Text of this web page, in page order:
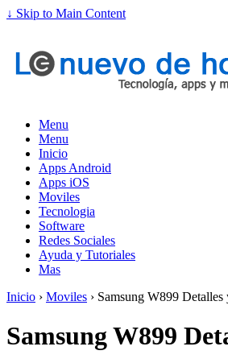
↓ Skip to Main Content
Menu
Menu
Inicio
Apps Android
Apps iOS
Moviles
Tecnologia
Software
Redes Sociales
Ayuda y Tutoriales
Mas
Inicio › Moviles › Samsung W899 Detalles
Samsung W899